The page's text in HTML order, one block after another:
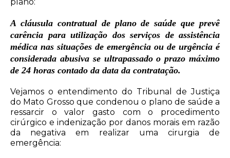
A cláusula contratual de plano de saúde que prevê
carência para utilização dos serviços de assistência
médica nas situações de emergência ou de urgência é
considerada abusiva se ultrapassado o prazo máximo
de 24 horas contado da data da contratação.
Vejamos o entendimento do Tribunal de Justiça
do Mato Grosso que condenou o plano de saúde a
ressarcir o valor gasto com o procedimento
cirúrgico e indenização por danos morais em razão
da negativa em realizar uma cirurgia de
emergência: